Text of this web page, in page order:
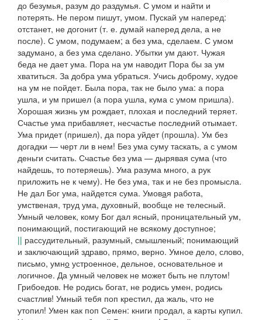
до безумья, разум до раздумья. С умом и найти и
потерять. Не пером пишут, умом. Пускай ум наперед:
отстанет, не догонит(т. е. думай наперед дела, а не
после). С умом, подумаем; а без ума, сделаем. С умом
задумано, а без ума сделано. Убытки ум дают. Чужая
беда не дает ума. Пора на ум наводит Пора бы за ум
хватиться. За добра ума убраться. Учись доброму, худое
на ум не пойдет. Была пора, так не было ума: а пора
ушла, и ум пришел (а пора ушла, кума с умом пришла).
Хорошая жизнь ум рождает, плохая и последний теряет.
Счастье ума прибавляет, несчастье последний отымает.
Ума придет(пришел), да пора уйдет(прошла). Ум без
догадки — черт ли в нем! Без ума суму таскать, а с умом
деньги считать. Счастье без ума — дырявая сума (что
найдешь, то потеряешь). Ума разума много, а рук
приложить не к чему). Не без ума, так и не без промысла.
Не дал Бог ума, найдется сума. Умовая работа,
умственая, труд ума, духовный, вообще не телесный.
Умный человек, кому Бог дал ясный, проницательный ум,
понимающий, постигающий не всякому доступное;
|| рассудительный, разумный, смышленый; понимающий
и заключающий здраво, прямо, верно. Умное дело, слово,
письмо, умно устроенное, дельное, основательное и
логичное. Да умный человек не может быть не плутом!
Грибоедов. Не родись богат, не родись умен, родись
счастлив! Умный тебя поп крестил, да жаль, что не
утопил! Умен как поп Семен: книги продал, а карты купил.